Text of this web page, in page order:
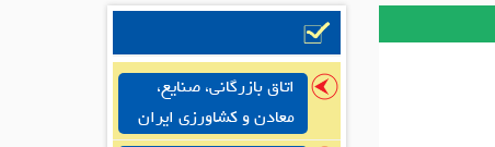
اتاق بازرگانی، صنایع،
معادن و کشاورزی ایران